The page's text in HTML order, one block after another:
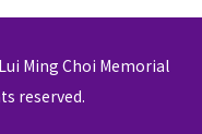
Lui Ming Choi Memorial
reserved.